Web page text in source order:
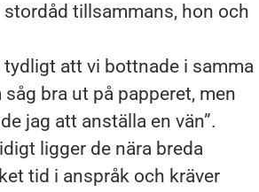
tillsammans, hon och
att vi bottnade i samma
bra ut på papperet, men
jag att anställa en vän”.
ligger de nära breda
tid i anspråk och kräver